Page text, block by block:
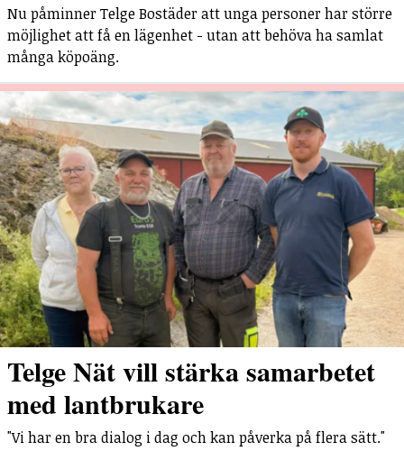
Nu påminner Telge Bostäder att unga personer har större
möjlighet att få en lägenhet - utan att behöva ha samlat
många köpoäng.
Telge Nät vill stärka samarbetet
med lantbrukare
"Vi har en bra dialog i dag och kan påverka på flera sätt."